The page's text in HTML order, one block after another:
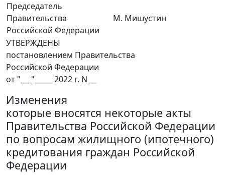
Председатель
Правительства
Российской Федерации
М. Мишустин
УТВЕРЖДЕНЫ
постановлением Правительства
Российской Федерации
от "___"_____ 2022 г. N __
Изменения
которые вносятся некоторые акты
Правительства Российской Федерации
по вопросам жилищного (ипотечного)
кредитования граждан Российской
Федерации